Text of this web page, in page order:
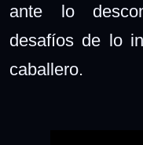
ante lo
desafíos de lo
caballero.